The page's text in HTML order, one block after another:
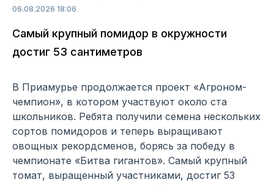
06.08.2026 18:06
Самый крупный помидор в окружности
достиг 53 сантиметров
В Приамурье продолжается проект «Агроном-
чемпион», в котором участвуют около ста
школьников. Ребята получили семена нескольких
сортов помидоров и теперь выращивают
овощных рекордсменов, борясь за победу в
чемпионате «Битва гигантов». Самый крупный
томат, выращенный участниками, достиг 53